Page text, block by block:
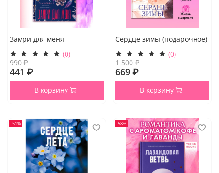
Замри для меня
(0)
990 ₽
441 ₽
В корзину
Сердце зимы (подарочное)
(0)
1 500 ₽
669 ₽
В корзину
-51% -58%